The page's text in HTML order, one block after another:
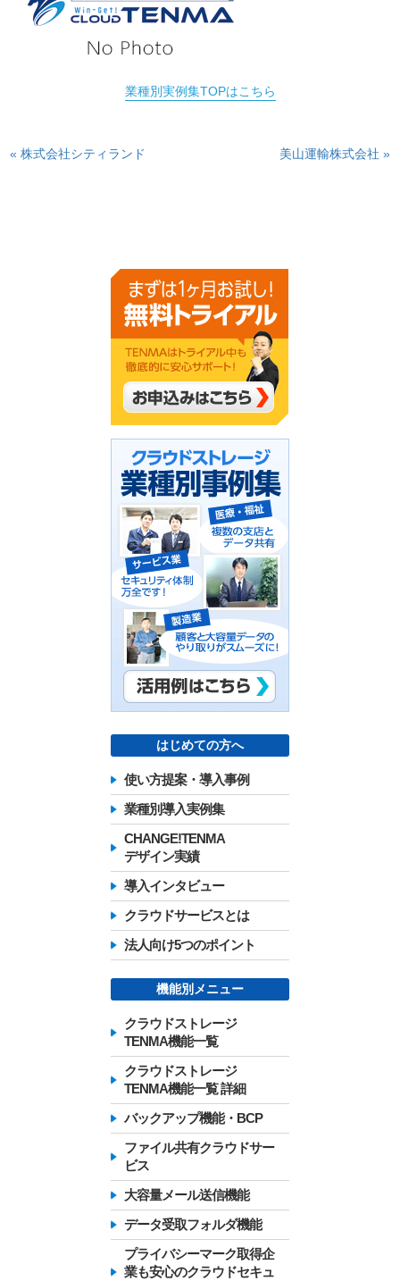
業種別実例集TOPはこちら
« 株式会社シティランド 美山運輸株式会社 »
はじめての方へ
使い方提案・導入事例
業種別導入実例集
CHANGE!TENMA
デザイン実績
導入インタビュー
クラウドサービスとは
法人向け5つのポイント
機能別メニュー
クラウドストレージ
TENMA機能一覧
クラウドストレージ
TENMA機能一覧 詳細
バックアップ機能・BCP
ファイル共有クラウドサー
ビス
大容量メール送信機能
データ受取フォルダ機能
プライバシーマーク取得企
業も安心のクラウドセキュ